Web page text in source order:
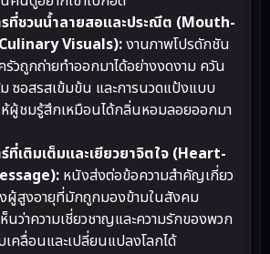
ที่ชวนน้ำลายสอและประณีต (Mouth-
Visuals):งานภาพโปรดักชัน
วถูกถ่ายทำออกมาได้อย่างงดงาม ควัน
ซอสรสเข้มข้น และการนวดแป้งแบบ
ห้ผู้ชมรู้สึกเหมือนได้กลิ่นหอมลอยออกมา
เติมเต็มและเยียวยาจิตใจ (Heart-
หนังส่งต่อข้อความสำคัญเกี่ยว
สูงอายุที่มักถูกมองข้ามในสังคม
นว่าความเชี่ยวชาญและความรักของพวก
เคลื่อนและเปลี่ยนแปลงโลกได้